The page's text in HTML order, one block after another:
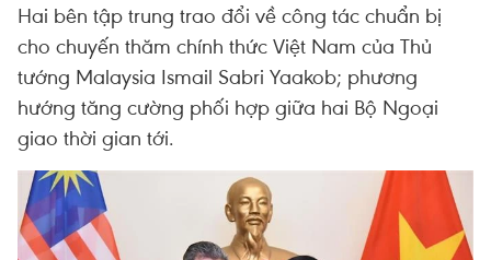
Hai bên tập trung trao đổi về công tác chuẩn bị
cho chuyến thăm chính thức Việt Nam của Thủ
tướng Malaysia Ismail Sabri Yaakob; phương
hướng tăng cường phối hợp giữa hai Bộ Ngoại
giao thời gian tới.